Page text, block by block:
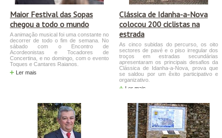
Maior Festival das Sopas
chegou a todo o mundo
A animação musical foi uma constante no
decorrer de todo o fim de semana. No
sábado com o Encontro de
Acordeonistas e Tocadores de
Concertina, e no domingo, com o evento
Toques e Cantares Raianos.
Ler mais
Clássica de Idanha-a-Nova
colocou 200 ciclistas na
estrada
As cinco subidas do percurso, os oito
sectores de pavé e o piso irregular dos
troços em estradas secundárias
apresentaram os principais desafios da
Clássica de Idanha-a-Nova, prova que
se saldou por um êxito participativo e
organizativo.
Ler mais